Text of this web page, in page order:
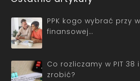
PPK kogo wybrać przy
finansowej…
Co rozliczamy w PIT 38
zrobić?